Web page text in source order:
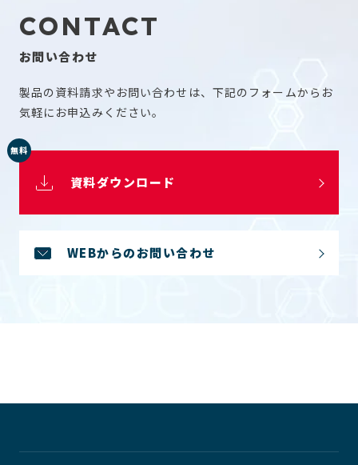
CONTACT
お問い合わせ
製品の資料請求やお問い合わせは、下記のフォームからお
気軽にお申込みください。
資料ダウンロード
無料
WEBからのお問い合わせ